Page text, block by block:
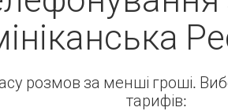
розмов за менші гроші.
тарифів: